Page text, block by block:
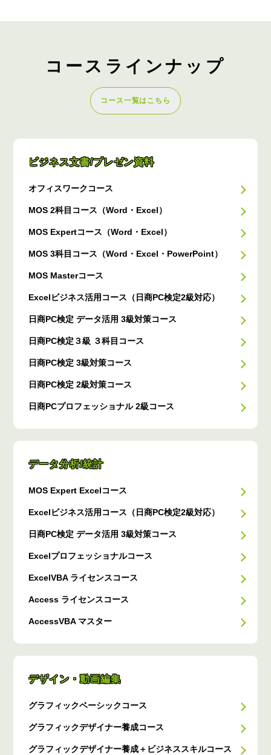
コースラインナップ
コース一覧はこちら
ビジネス文書/プレゼン資料
オフィスワークコース
MOS 2科目コース（Word・Excel）
MOS Expertコース（Word・Excel）
MOS 3科目コース（Word・Excel・PowerPoint）
MOS Masterコース
Excelビジネス活用コース（日商PC検定2級対応）
日商PC検定 データ活用 3級対策コース
日商PC検定３級 ３科目コース
日商PC検定 3級対策コース
日商PC検定 2級対策コース
日商PCプロフェッショナル 2級コース
データ分析/統計
MOS Expert Excelコース
Excelビジネス活用コース（日商PC検定2級対応）
日商PC検定 データ活用 3級対策コース
Excelプロフェッショナルコース
ExcelVBA ライセンスコース
Access ライセンスコース
AccessVBA マスター
デザイン・動画編集
グラフィックベーシックコース
グラフィックデザイナー養成コース
グラフィックデザイナー養成＋ビジネススキルコース